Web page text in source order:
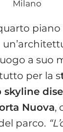
Milano
piano
a suo
per la s
skyline
Nuova,
parco.